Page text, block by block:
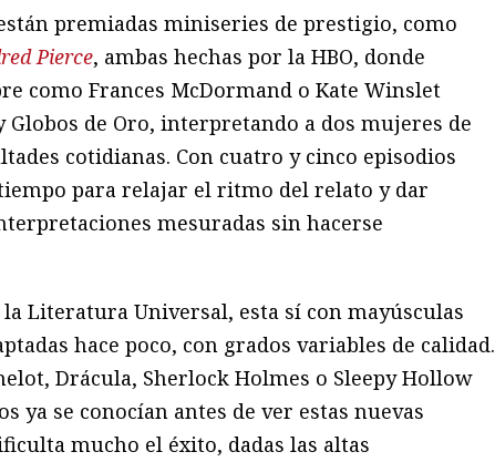
premiadas miniseries de prestigio, como
Pierce, ambas hechas por la HBO, donde
como Frances McDormand o Kate Winslet
Globos de Oro, interpretando a dos mujeres de
cotidianas. Con cuatro y cinco episodios
para relajar el ritmo del relato y dar
mesuradas sin hacerse
la Literatura Universal, esta sí con mayúsculas
hace poco, con grados variables de calidad.
Drácula, Sherlock Holmes o Sleepy Hollow
ya se conocían antes de ver estas nuevas
mucho el éxito, dadas las altas